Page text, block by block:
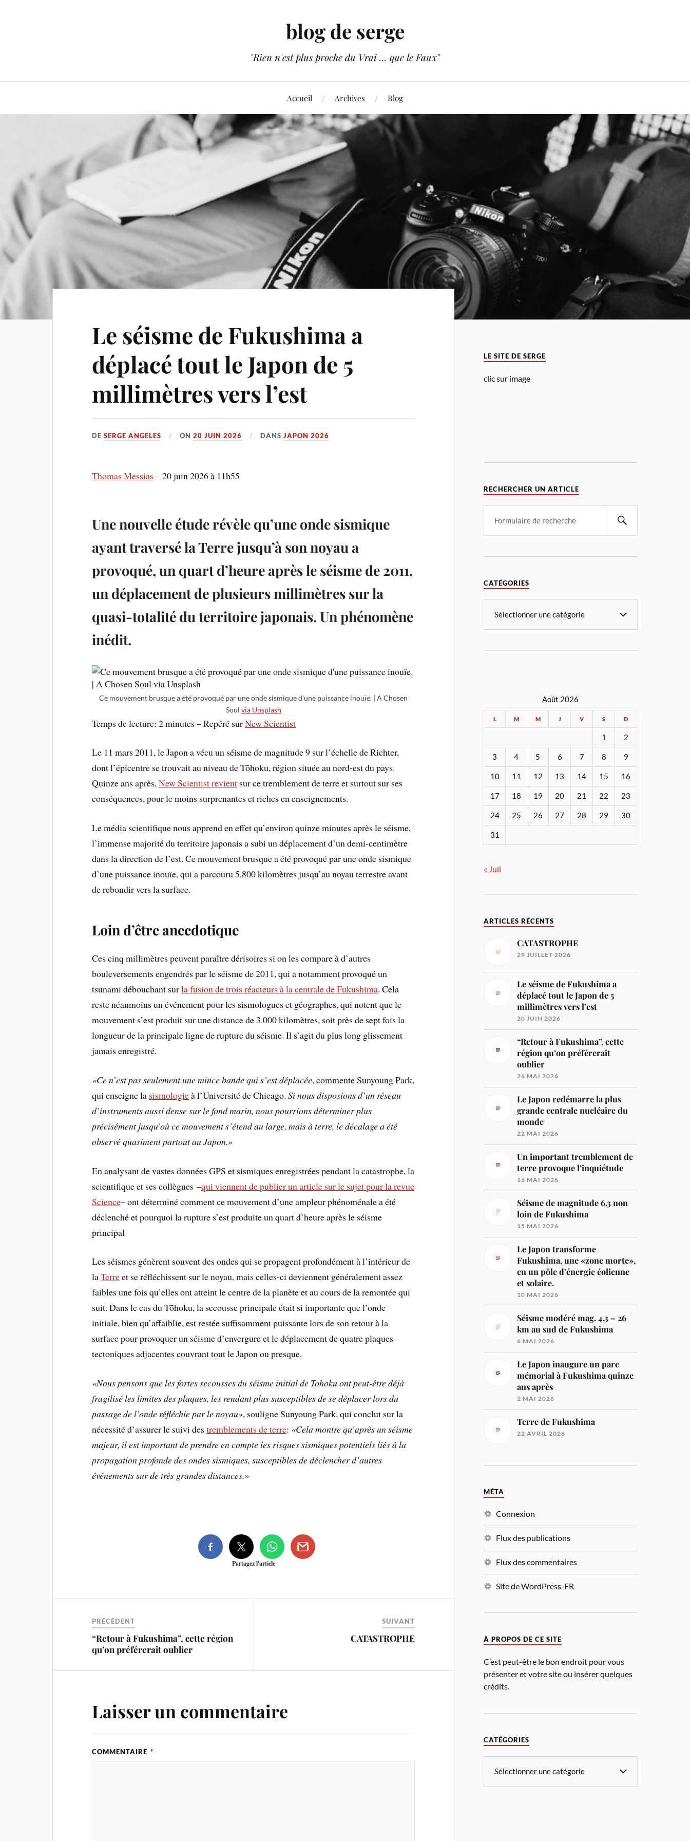
blog de serge
"Rien n'est plus proche du Vrai ... que le Faux"
Accueil Archives Blog
Le séisme de Fukushima a
déplacé tout le Japon de 5
millimètres vers l’est
DESERGE ANGELES ON20 JUIN 2026 DANSJAPON 2026
Thomas Messias –20 juin 2026 à 11h55
Une nouvelle étude révèle qu’une onde sismique
ayant traversé la Terre jusqu’à son noyau a
provoqué, un quart d’heure après le séisme de 2011,
un déplacement de plusieurs millimètres sur la
quasi-totalité du territoire japonais. Un phénomène
inédit.
Ce mouvement brusque a été provoqué par une onde sismique d’une puissance inouïe. | A Chosen
Soul via Unsplash
Temps de lecture: 2 minutes – Repéré surNew Scientist
Le 11 mars 2011, le Japon a vécu un séisme de magnitude 9 sur l’échelle de Richter,
dont l’épicentre se trouvait au niveau de Tōhoku, région située au nord-est du pays.
Quinze ans après,New Scientist revient sur ce tremblement de terre et surtout sur ses
conséquences, pour le moins surprenantes et riches en enseignements.
Le média scientifique nous apprend en effet qu’environ quinze minutes après le séisme,
l’immense majorité du territoire japonais a subi un déplacement d’un demi-centimètre
dans la direction de l’est. Ce mouvement brusque a été provoqué par une onde sismique
d’une puissance inouïe, qui a parcouru 5.800 kilomètres jusqu’au noyau terrestre avant
de rebondir vers la surface.
Loin d’être anecdotique
Ces cinq millimètres peuvent paraître dérisoires si on les compare à d’autres
bouleversements engendrés par le séisme de 2011, qui a notamment provoqué un
tsunami débouchant surla fusion de trois réacteurs à la centrale de Fukushima. Cela
reste néanmoins un événement pour les sismologues et géographes, qui notent que le
mouvement s’est produit sur une distance de 3.000 kilomètres, soit près de sept fois la
longueur de la principale ligne de rupture du séisme. Il s’agit du plus long glissement
jamais enregistré.
«Ce n’est pas seulement une mince bande qui s’est déplacée, commente Sunyoung Park,
qui enseigne la sismologieà l’Université de Chicago.Si nous disposions d’un réseau
d’instruments aussi dense sur le fond marin, nous pourrions déterminer plus
précisément jusqu’où ce mouvement s’étend au large, mais à terre, le décalage a été
observé quasiment partout au Japon.»
En analysant de vastes données GPS et sismiques enregistrées pendant la catastrophe, la
scientifique et ses collègues –qui viennent de publier un article sur le sujet pour la revue
Science– ont déterminé comment ce mouvement d’une ampleur phénoménale a été
déclenché et pourquoi la rupture s’est produite un quart d’heure après le séisme
principal
Les séismes génèrent souvent des ondes qui se propagent profondément à l’intérieur de
laTerreet se réfléchissent sur le noyau, mais celles-ci deviennent généralement assez
faibles une fois qu’elles ont atteint le centre de la planète et au cours de la remontée qui
suit. Dans le cas du Tōhoku, la secousse principale était si importante que l’onde
initiale, bien qu’affaiblie, est restée suffisamment puissante lors de son retour à la
surface pour provoquer un séisme d’envergure et le déplacement de quatre plaques
tectoniques adjacentes couvrant tout le Japon ou presque.
«Nous pensons que les fortes secousses du séisme initial de Tohoku ont peut-être déjà
fragilisé les limites des plaques, les rendant plus susceptibles de se déplacer lors du
passage de l’onde réfléchie par le noyau», souligne Sunyoung Park, qui conclut sur la
nécessité d’assurer le suivi destremblements de terre: «Cela montre qu’après un séisme
majeur, il est important de prendre en compte les risques sismiques potentiels liés à la
propagation profonde des ondes sismiques, susceptibles de déclencher d’autres
événements sur de très grandes distances.»
Partagez l'article
PRÉCÉDENT
“Retour à Fukushima”, cette région
qu’on préférerait oublier
SUIVANT
CATASTROPHE
Laisser un commentaire
COMMENTAIRE *
LE SITE DE SERGE
clic sur image
RECHERCHER UN ARTICLE
CATÉGORIES
Août 2026
L M M J V S D
1 2
3 4 5 6 7 8 9
10 11 12 13 14 15 16
17 18 19 20 21 22 23
24 25 26 27 28 29 30
31
« Juil
ARTICLES RÉCENTS
CATASTROPHE
29 JUILLET 2026
Le séisme de Fukushima a
déplacé tout le Japon de 5
millimètres vers l’est
20 JUIN 2026
“Retour à Fukushima”, cette
région qu’on préférerait
oublier
26 MAI 2026
Le Japon redémarre la plus
grande centrale nucléaire du
monde
22 MAI 2026
Un important tremblement de
terre provoque l’inquiétude
16 MAI 2026
Séisme de magnitude 6,3 non
loin de Fukushima
15 MAI 2026
Le Japon transforme
Fukushima, une «zone morte»,
en un pôle d’énergie éolienne
et solaire.
10 MAI 2026
Séisme modéré mag. 4.3 – 26
km au sud de Fukushima
6 MAI 2026
Le Japon inaugure un parc
mémorial à Fukushima quinze
ans après
2 MAI 2026
Terre de Fukushima
22 AVRIL 2026
MÉTA
Connexion
Flux des publications
Flux des commentaires
Site de WordPress-FR
À PROPOS DE CE SITE
C’est peut-être le bon endroit pour vous
présenter et votre site ou insérer quelques
crédits.
CATÉGORIES